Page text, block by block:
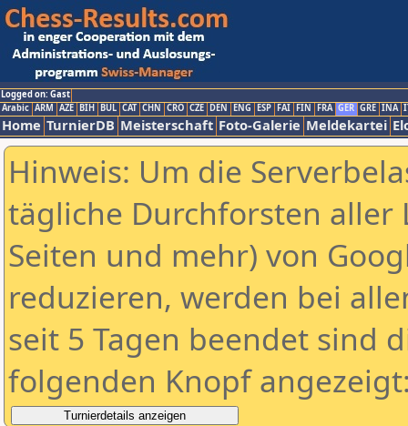
Logged on: Gast
Arabic ARM AZE BIH BUL CAT CHN CRO CZE DEN ENG ESP FAI FIN FRA GER GRE INA
Home TurnierDB Meisterschaft Foto-Galerie Meldekartei
Hinweis: Um die
tägliche Durchforsten aller
Seiten und mehr) von
reduzieren, werden bei
seit 5 Tagen beendet sind
folgenden Knopf